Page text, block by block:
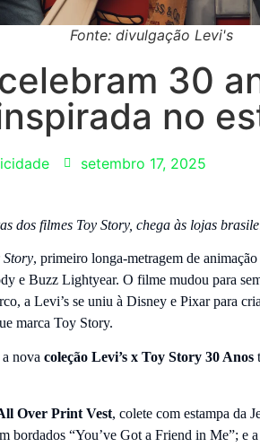
Fonte: divulgação Levi's
celebram 30
no
setembro 17, 2025
dos filmes Toy Story, chega às lojas
Story, primeiro longa-metragem de
e Buzz Lightyear. O filme mudou para
a Levi’s se uniu à Disney e Pixar para
marca Toy Story.
nova coleção Levi’s x Toy Story 30 Anos
Over Print Vest, colete com estampa da
bordados “You’ve Got a Friend in Me”; e a